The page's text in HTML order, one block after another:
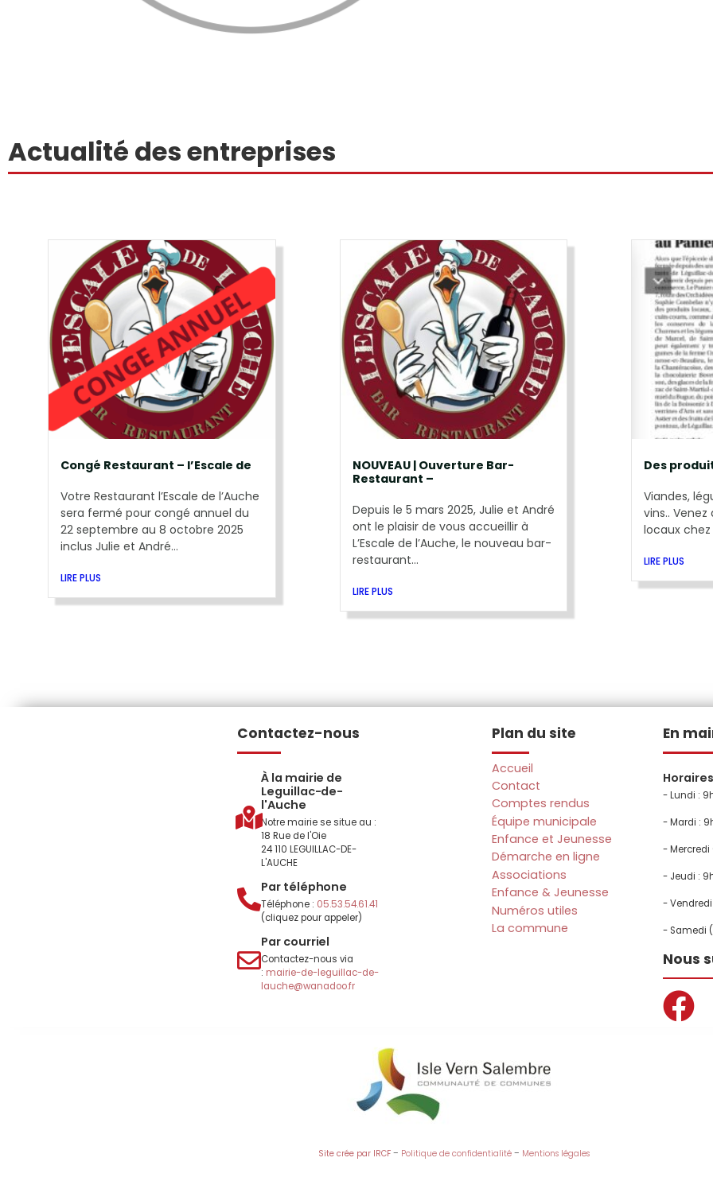
Actualité des entreprises
Congé Restaurant – l’Escale de
Votre Restaurant l’Escale de l’Auche
sera fermé pour congé annuel du
22 septembre au 8 octobre 2025
inclus Julie et André...
LIRE PLUS
NOUVEAU | Ouverture Bar-
Restaurant –
Depuis le 5 mars 2025, Julie et André
ont le plaisir de vous accueillir à
L’Escale de l’Auche, le nouveau bar-
restaurant...
LIRE PLUS
Des
Viandes,
vins..
locaux chez
LIRE PLUS
Contactez-nous
À la mairie de
Leguillac-de-
l'Auche
Notre mairie se situe au :
18 Rue de l'Oie
24 110 LEGUILLAC-DE-
L'AUCHE
Par téléphone
Téléphone : 05.53.54.61.41
(cliquez pour appeler)
Par courriel
Contactez-nous via
: mairie-de-leguillac-de-
lauche@wanadoo.fr
Plan du site
Accueil
Contact
Comptes rendus
Équipe municipale
Enfance et Jeunesse
Démarche en ligne
Associations
Enfance & Jeunesse
Numéros utiles
La commune
En
- Lundi :
- Mardi :
-
- Jeudi :
- Vendredi
- Samedi
Nous
Site crée par IRCF– Politique de confidentialité– Mentions légales